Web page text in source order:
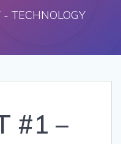
TECHNOLOGY
#1 –